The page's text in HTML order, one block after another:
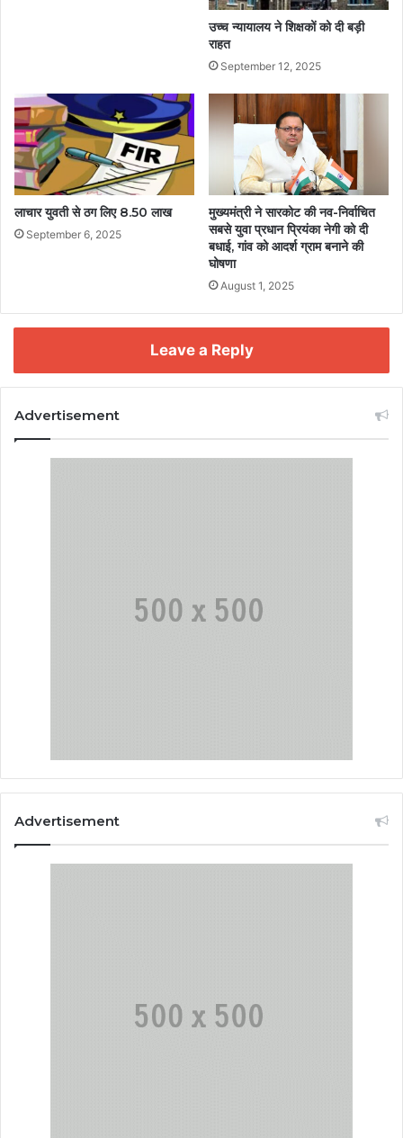
उच्च न्यायालय ने शिक्षकों को दी बड़ी
राहत
September 12, 2025
लाचार युवती से ठग लिए 8.50 लाख
September 6, 2025
मुख्यमंत्री ने सारकोट की नव-निर्वाचित
सबसे युवा प्रधान प्रियंका नेगी को दी
बधाई, गांव को आदर्श ग्राम बनाने की
घोषणा
August 1, 2025
Leave a Reply
Advertisement
Advertisement